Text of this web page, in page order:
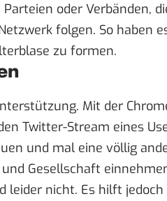
oder Verbänden,
folgen. So haben
zu formen.
Mit der
Twitter-Stream eines
und mal eine völlig
Gesellschaft
leider nicht. Es hilft